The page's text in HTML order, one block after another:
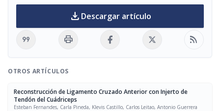
download Descargar artículo
format_quote print rss_feed
OTROS ARTÍCULOS
Reconstrucción de Ligamento Cruzado Anterior con Injerto de
Tendón del Cuádriceps
Esteban Fernandes, Carla Pineda, Klevis Castillo, Carlos Leitao, Antonio Guerrera